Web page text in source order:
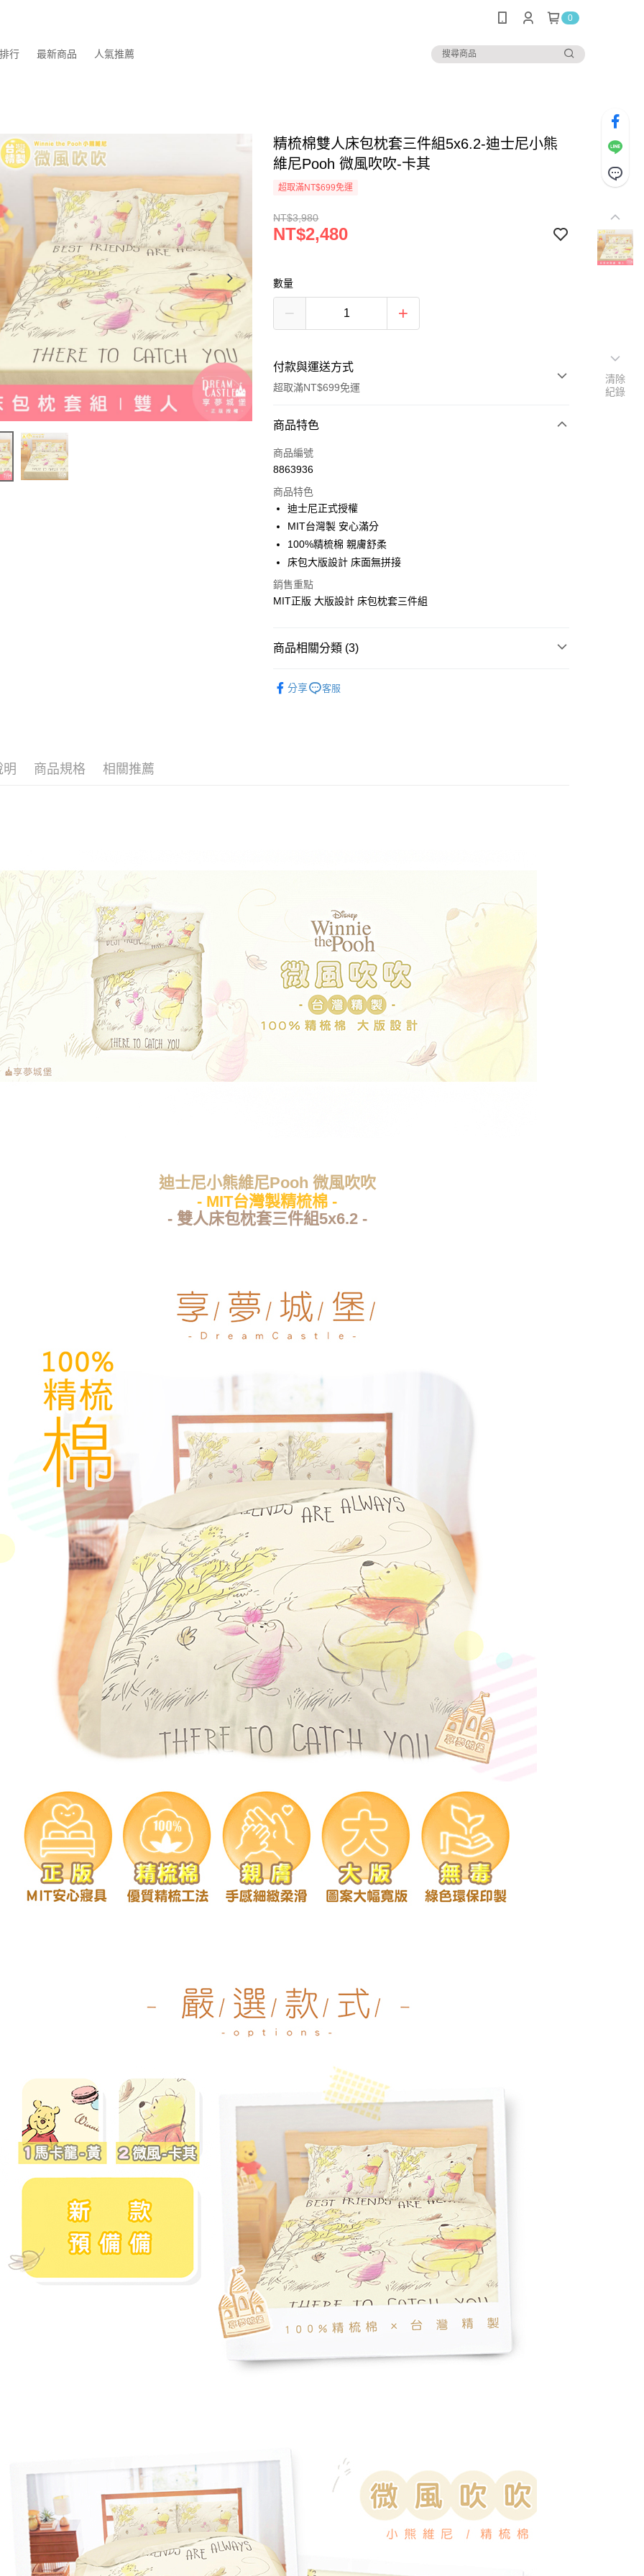
0
行 最新商品 人氣推薦
精梳棉雙人床包枕套三件組5x6.2-迪士尼小熊
維尼Pooh 微風吹吹-卡其
超取滿NT$699免運
NT$3,980
NT$2,480
數量
付款與運送方式
超取滿NT$699免運
付款方式
信用卡一次付款
LINE Pay
Apple Pay
街口支付
悠遊付
運送方式
商品特色
商品編號
8863936
商品特色
迪士尼正式授權
MIT台灣製 安心滿分
100%精梳棉 親膚舒柔
床包大版設計 床面無拼接
銷售重點
MIT正版 大版設計 床包枕套三件組
商品相關分類 (3)
分享 客服
明 商品規格 相關推薦
迪士尼小熊維尼Pooh 微風吹吹
- MIT台灣製精梳棉 -
- 雙人床包枕套三件組5x6.2 -
清除
紀錄